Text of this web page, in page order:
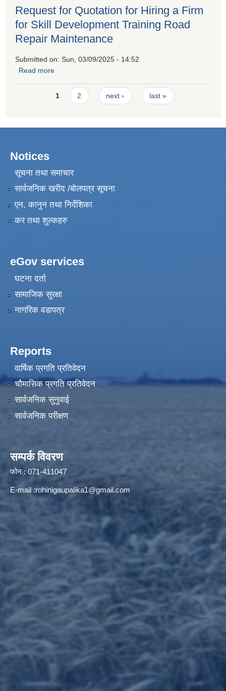
Request for Quotation for Hiring a Firm
for Skill Development Training Road
Repair Maintenance
Submitted on: Sun, 03/09/2025 - 14:52
Read more
Pages1 2 next › last »
Notices
सूचना तथा समाचार
सार्वजनिक खरीद /बोलपत्र सूचना
एन, कानुन तथा निर्देशिका
कर तथा शुल्कहरु
eGov services
घटना दर्ता
सामाजिक सुरक्षा
नागरिक वडापत्र
Reports
वार्षिक प्रगति प्रतिवेदन
चौमासिक प्रगति प्रतिवेदन
सार्वजनिक सुनुवाई
सार्वजनिक परीक्षण
सम्पर्क विवरण
फोन : 071-411047
E-mail :rohinigaupalika1@gmail.com